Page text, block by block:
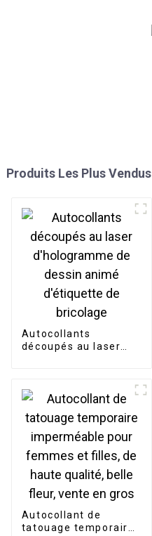
Produits Les Plus Vendus
Autocollants
découpés au laser
bricolage
Autocollant de
tatouage temporaire